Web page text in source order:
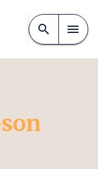
CONTENU
search menu